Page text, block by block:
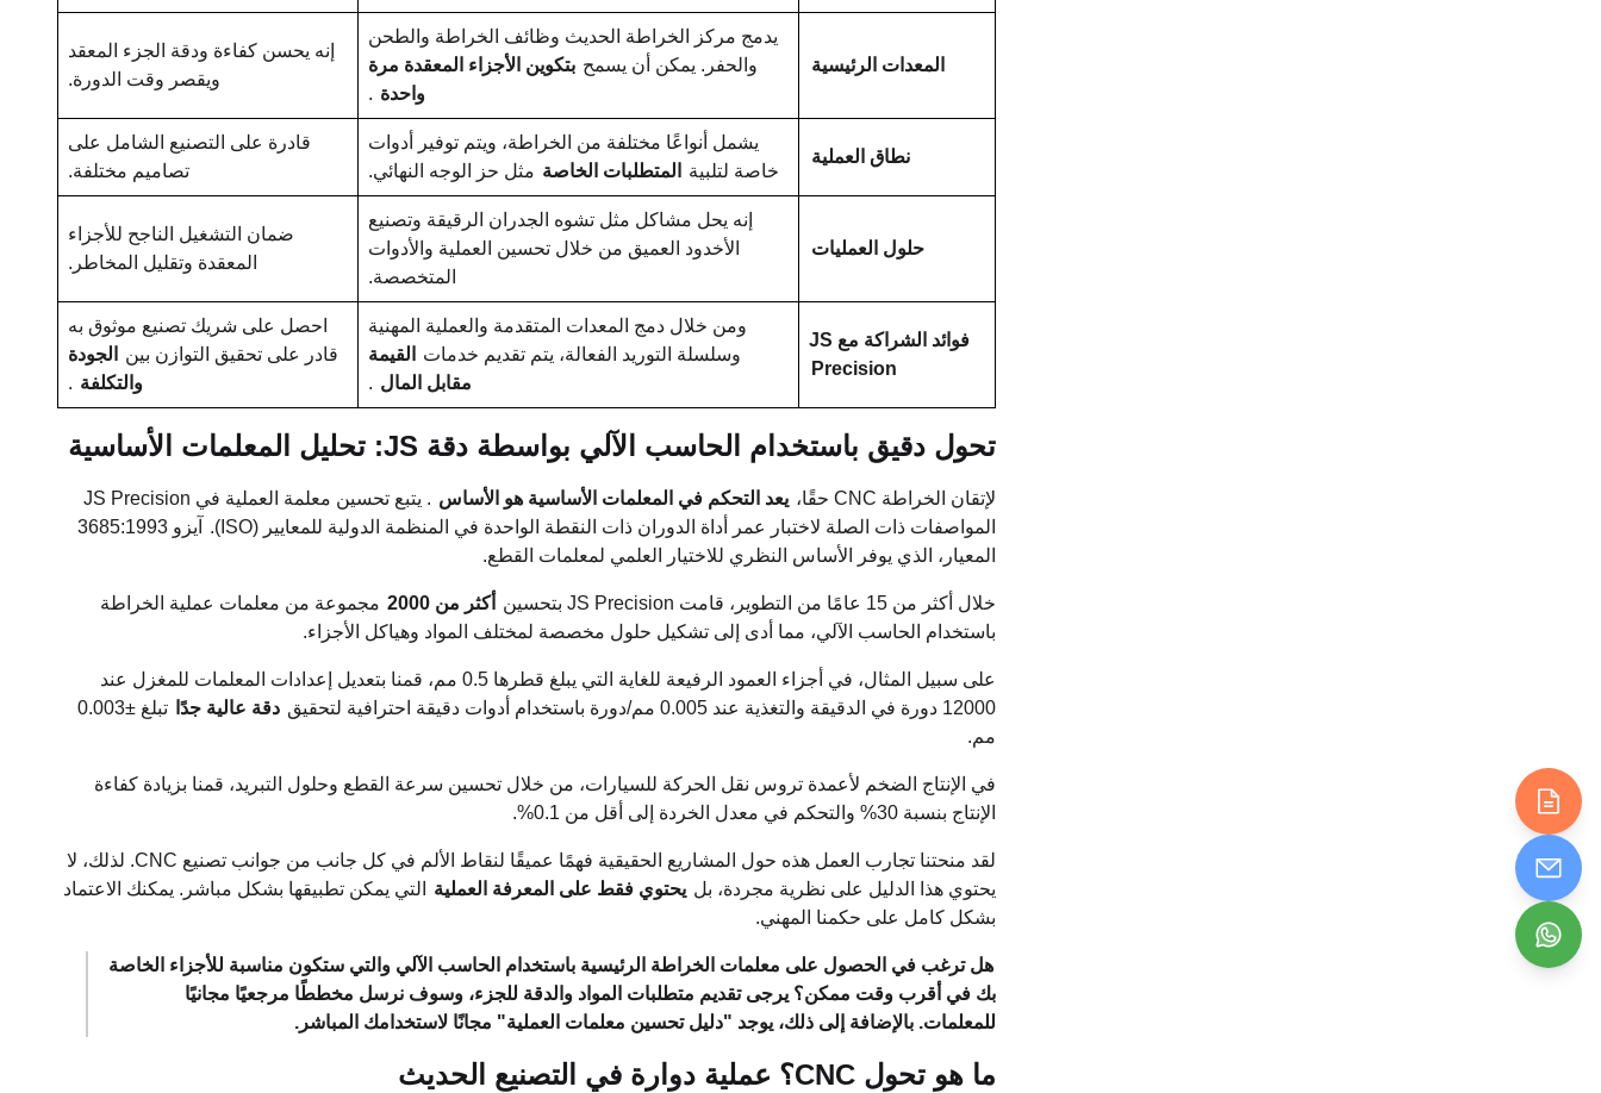
المعدات الرئيسية
يدمج مركز الخراطة الحديث وظائف الخراطة والطحن
والحفر. يمكن أن يسمح بتكوين الأجزاء المعقدة مرة
واحدة .
إنه يحسن كفاءة ودقة الجزء المعقد
ويقصر وقت الدورة.
نطاق العملية
يشمل أنواعًا مختلفة من الخراطة، ويتم توفير أدوات
خاصة لتلبية
المتطلبات الخاصة مثل حز الوجه النهائي.
قادرة على التصنيع الشامل على
تصاميم مختلفة.
حلول العمليات
إنه يحل مشاكل مثل تشوه الجدران الرقيقة وتصنيع
الأخدود العميق من خلال تحسين العملية والأدوات
المتخصصة.
ضمان التشغيل الناجح للأجزاء
المعقدة وتقليل المخاطر.
فوائد الشراكة مع JS
Precision
ومن خلال دمج المعدات المتقدمة والعملية المهنية
وسلسلة التوريد الفعالة، يتم تقديم خدمات
القيمة
مقابل المال .
احصل على شريك تصنيع موثوق به
قادر على تحقيق التوازن بين
الجودة
والتكلفة .
تحول دقيق باستخدام الحاسب الآلي بواسطة دقة JS: تحليل المعلمات الأساسية
لإتقان الخراطة CNC حقًا، يعد التحكم في المعلمات الأساسية هو الأساس
. يتبع تحسين معلمة العملية في JS Precision
المواصفات ذات الصلة لاختبار عمر أداة الدوران ذات النقطة الواحدة في المنظمة الدولية للمعايير (ISO).
آيزو 3685:1993
المعيار، الذي يوفر الأساس النظري للاختيار العلمي لمعلمات القطع.
خلال أكثر من 15 عامًا من التطوير، قامت JS Precision بتحسين أكثر من 2000
مجموعة من معلمات عملية الخراطة
باستخدام الحاسب الآلي، مما أدى إلى تشكيل حلول مخصصة لمختلف المواد وهياكل الأجزاء.
على سبيل المثال، في أجزاء العمود الرفيعة للغاية التي يبلغ قطرها 0.5 مم، قمنا بتعديل إعدادات المعلمات للمغزل عند
12000 دورة في الدقيقة والتغذية عند 0.005 مم/دورة باستخدام أدوات دقيقة احترافية لتحقيق
دقة عالية جدًا
تبلغ ±0.003
مم.
في الإنتاج الضخم لأعمدة تروس نقل الحركة للسيارات، من خلال تحسين سرعة القطع وحلول التبريد، قمنا بزيادة كفاءة
الإنتاج بنسبة 30% والتحكم في معدل الخردة إلى أقل من 0.1%.
لقد منحتنا تجارب العمل هذه حول المشاريع الحقيقية فهمًا عميقًا لنقاط الألم في كل جانب من جوانب تصنيع CNC. لذلك، لا
يحتوي هذا الدليل على نظرية مجردة، بل يحتوي فقط على المعرفة العملية
التي يمكن تطبيقها بشكل مباشر. يمكنك الاعتماد
بشكل كامل على حكمنا المهني.
هل ترغب في الحصول على معلمات الخراطة الرئيسية باستخدام الحاسب الآلي والتي ستكون مناسبة للأجزاء الخاصة
بك في أقرب وقت ممكن؟ يرجى تقديم متطلبات المواد والدقة للجزء، وسوف نرسل مخططًا مرجعيًا مجانيًا
للمعلمات. بالإضافة إلى ذلك، يوجد "دليل تحسين معلمات العملية" مجانًا لاستخدامك المباشر.
ما هو تحول CNC؟ عملية دوارة في التصنيع الحديث